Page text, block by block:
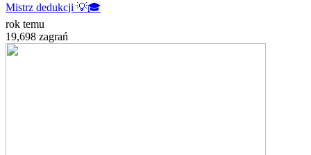
Mistrz dedukcji 💡🎓
rok temu
19,698 zagrań